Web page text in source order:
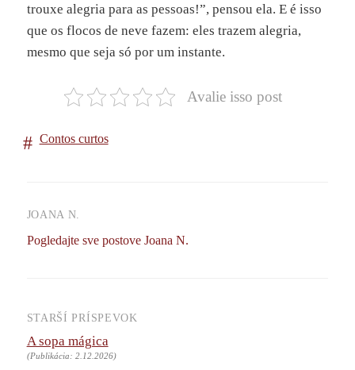
trouxe alegria para as pessoas!”, pensou ela. E é isso
que os flocos de neve fazem: eles trazem alegria,
mesmo que seja só por um instante.
Avalie isso post
Contos curtos
JOANA N.
Pogledajte sve postove Joana N.
Navigácia
príspevkov
STARŠÍ PRÍSPEVOK
A sopa mágica
(Publikácia: 2.12.2026)